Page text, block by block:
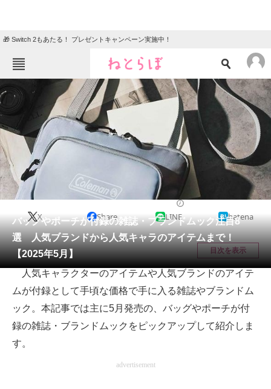
🎁 Switch 2もあたる！ プレゼントキャンペーン実施中！
ねとらぼメニュー
TOP ニュース
グルメ 地域
住まい 教育・育児
動物 リサーチ
会員記事
メディア
注目記事を集めた総合ページ
ITの今と未来を見通す
スマホと通信の最新トレンド
バッグやポーチが付録の雑誌・ブランドムック注目8
選 人気ブランドから人気キャラのアイテムまで！
【2025年5月】
X Share LINE hatena
目次を表示
人気キャラクターのアイテムや人気ブランドのアイテ
ムが付録として手頃な価格で手に入る雑誌やブランドム
ック。本記事では主に5月発売の、バッグやポーチが付
録の雑誌・ブランドムックをピックアップして紹介しま
す。
advertisement